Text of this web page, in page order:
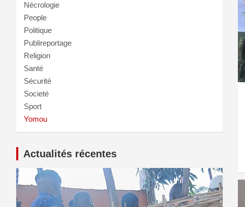
Nécrologie
People
Politique
Publireportage
Religion
Santé
Sécurité
Societé
Sport
Yomou
Actualités récentes